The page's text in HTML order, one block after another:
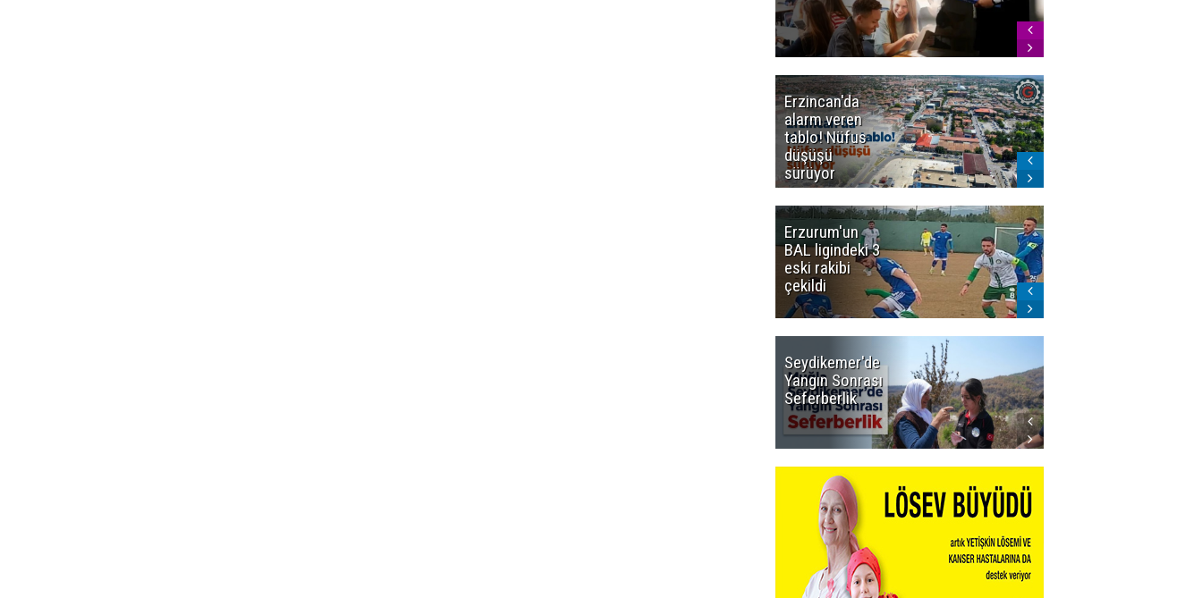
Erzincan'da
alarm veren
tablo! Nüfus
düşüşü
sürüyor
Erzurum'un
BAL ligindeki 3
eski rakibi
çekildi
Seydikemer'de
Yangın Sonrası
Seferberlik